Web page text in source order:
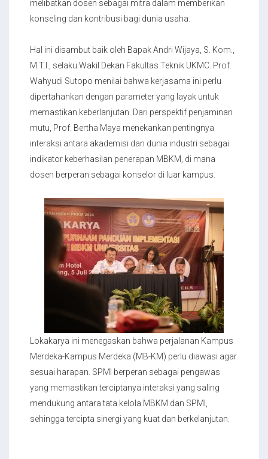
melibatkan dosen sebagai mitra dalam memberikan
konseling dan kontribusi bagi dunia usaha.
Hal ini disambut baik oleh Bapak Andri Wijaya, S. Kom.,
M.T.I., selaku Wakil Dekan Fakultas Teknik UKMC. Prof.
Wahyudi Sutopo menilai bahwa kerjasama ini perlu
dipertahankan dengan parameter yang layak untuk
memastikan keberlanjutan. Dari perspektif penjaminan
mutu, Prof. Bertha Maya menekankan pentingnya
interaksi antara akademisi dan dunia industri sebagai
indikator keberhasilan penerapan MBKM, di mana
dosen berperan sebagai konselor di luar kampus.
Lokakarya ini menegaskan bahwa perjalanan Kampus
Merdeka-Kampus Merdeka (MB-KM) perlu diawasi agar
sesuai harapan. SPMI berperan sebagai pengawas
yang memastikan terciptanya interaksi yang saling
mendukung antara tata kelola MBKM dan SPMI,
sehingga tercipta sinergi yang kuat dan berkelanjutan.